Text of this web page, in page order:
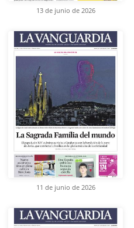
13 de junio de 2026
11 de junio de 2026